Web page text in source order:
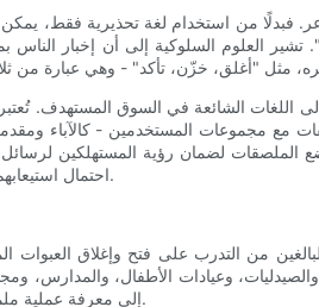
فبدلًا من استخدام لغة تحذيرية فقط،
العلوم السلوكية إلى أن إخبار
الشائعة في السوق المستهدف. تُعتبر
مع مجموعات المستخدمين -
الملصقات لضمان رؤية المستهلكين
احتمال استيعابهم للمعلومات والتفاعل معها، مما يُحسّن من فعالية استراتيجيات التغليف المقاومة للأطفال.
من التدرب على فتح وإغلاق العبوات
وعيادات الأطفال، والمدارس،
إلى معرفة عملية ملموسة، لكي يشعر الناس بالثقة في استخدام العبوات المقاومة للأطفال بشكل صحيح يوميًا.